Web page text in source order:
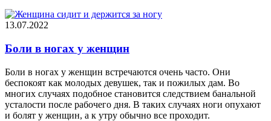
13.07.2022
Боли в ногах у женщин
Боли в ногах у женщин встречаются очень часто. Они
беспокоят как молодых девушек, так и пожилых дам. Во
многих случаях подобное становится следствием банальной
усталости после рабочего дня. В таких случаях ноги опухают
и болят у женщин, а к утру обычно все проходит.